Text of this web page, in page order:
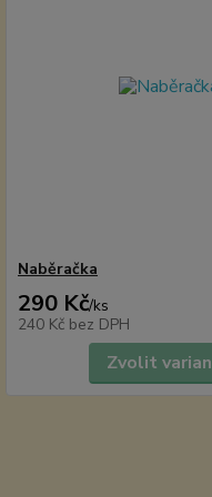
Naběračka
290 Kč/ks
240 Kč bez DPH
Zvolit